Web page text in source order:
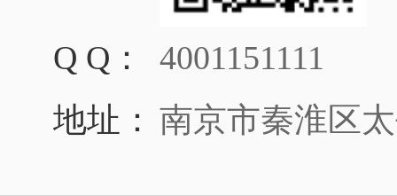
Q Q：
4001151111
地址： 南京市秦淮区